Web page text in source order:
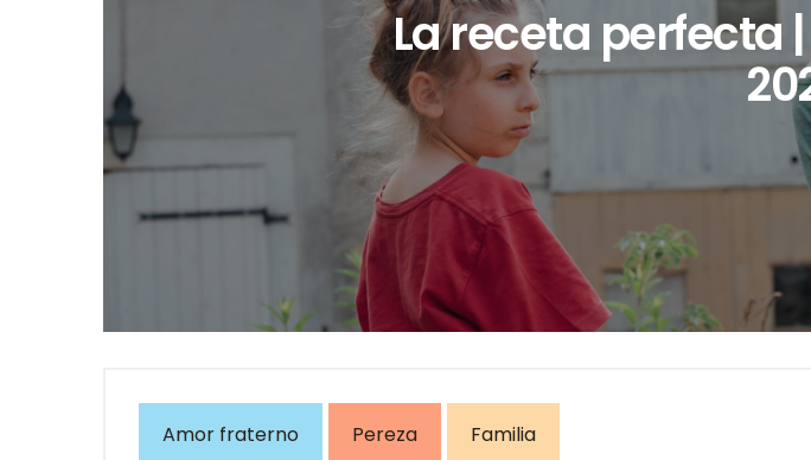
La receta perfecta
Amor fraterno Pereza Familia